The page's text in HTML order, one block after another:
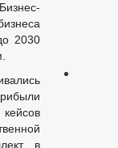
КОРРУПЦИИ, ДЛЯ
ХАРАКТЕРА
КОНФЛИКТА
2030
в